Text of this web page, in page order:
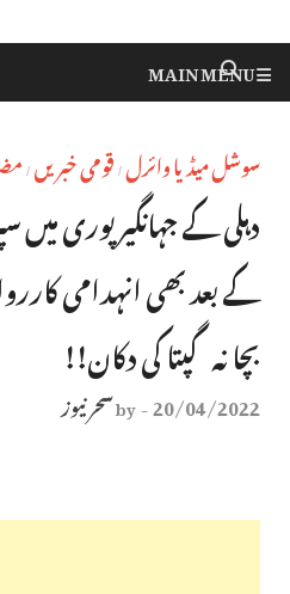
MAIN MENU
سوشل میڈیا وائرل / قومی خبریں /
دہلی کے جہانگیر پوری
کے بعد بھی انہدامی
بچا نہ گپتا کی دکان!!
20/04/2022
-
byسحر نیوز